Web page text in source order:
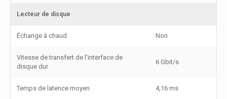
Lecteur de disque
Échange â chaud Non
Vitesse de transfert de l'interface de
disque dur
6 Gbit/s
Temps de latence moyen 4,16 ms